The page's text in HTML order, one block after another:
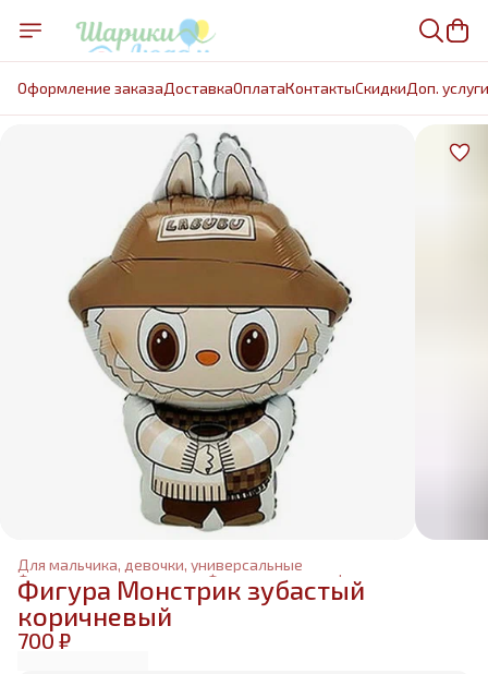
Оформление заказаДоставкаОплатаКонтактыCкидкиДоп. услуги
Для мальчика, девочки, универсальные
Фольгированные фигуры
Фольгированные шары
Главная
Фигура Монстрик зубастый
коричневый
700 ₽